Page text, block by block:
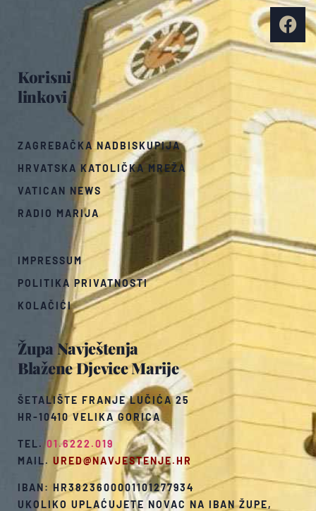
Župa Navještenja
Blažene Djevice Marije
ŠETALIŠTE FRANJE LUČIĆA 25
HR-10410 VELIKA GORICA
TEL.01.6222.019
MAIL. URED@NAVJESTENJE.HR
IBAN: HR3823600001101277934
UKOLIKO UPLAĆUJETE NOVAC NA IBAN ŽUPE,
Korisni
linkovi
ZAGREBAČKA NADBISKUPIJA
HRVATSKA KATOLIČKA MREŽA
VATICAN NEWS
RADIO MARIJA
IMPRESSUM
POLITIKA PRIVATNOSTI
KOLAČIĆI